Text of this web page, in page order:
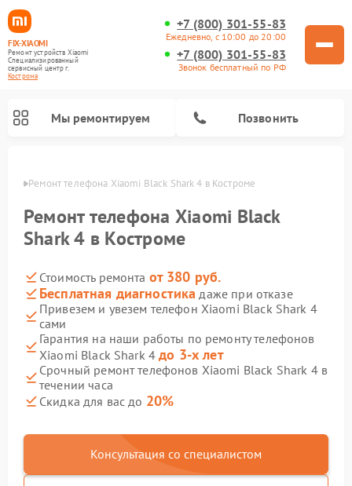
FIX-XIAOMI
Ремонт устройств Xiaomi
Специализированный
cервисный центр г.
Кострома
+7 (800) 301-55-83
Ежедневно, с 10:00 до 20:00
+7 (800) 301-55-83
Звонок бесплатный по РФ
Мы ремонтируем Позвонить
Ремонт телефона Xiaomi Black Shark 4 в Костроме
Ремонт телефона Xiaomi Black
Shark 4 в Костроме
Стоимость ремонта от 380 руб.
Бесплатная диагностика даже при отказе
Привезем и увезем телефон Xiaomi Black Shark 4
сами
Гарантия на наши работы по ремонту телефонов
Xiaomi Black Shark 4до 3-х лет
Срочный ремонт телефонов Xiaomi Black Shark 4 в
течении часа
Скидка для вас до 20%
Консультация со специалистом